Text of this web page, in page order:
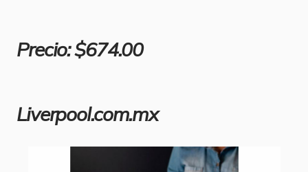
Precio: $674.00
Liverpool.com.mx